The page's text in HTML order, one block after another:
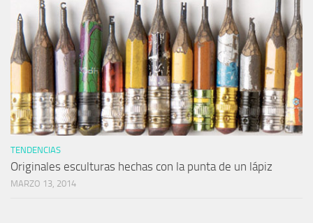
TENDENCIAS
Originales esculturas hechas con la punta de un lápiz
MARZO 13, 2014